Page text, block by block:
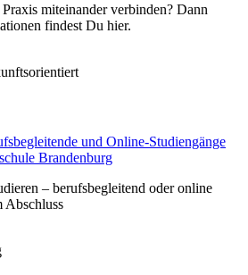
miteinander verbinden? Dann
findest Du hier.
– berufsbegleitend oder online
Abschluss